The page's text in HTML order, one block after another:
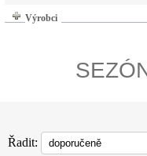
Výrobci
Řadit: